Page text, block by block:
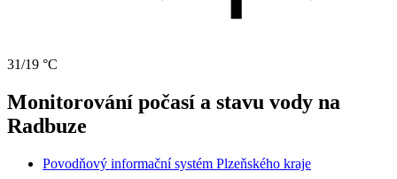
31/19 °C
Monitorování počasí a stavu vody na
Radbuze
Povodňový informační systém Plzeňského kraje